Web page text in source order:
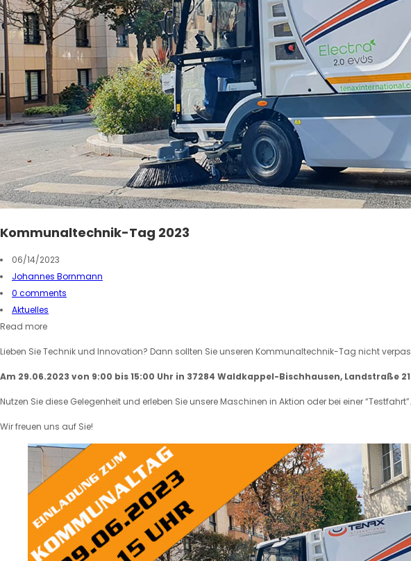
Kommunaltechnik-Tag 2023
06/14/2023
Johannes Bornmann
0 comments
Aktuelles
Read more
Lieben Sie Technik und Innovation? Dann sollten Sie unseren Kommunaltechnik-Tag nicht
Am 29.06.2023 von 9:00 bis 15:00 Uhr in 37284 Waldkappel-Bischhausen, Landstraße 21
Nutzen Sie diese Gelegenheit und erleben Sie unsere Maschinen in Aktion oder bei einer “Testfahrt”.
Wir freuen uns auf Sie!